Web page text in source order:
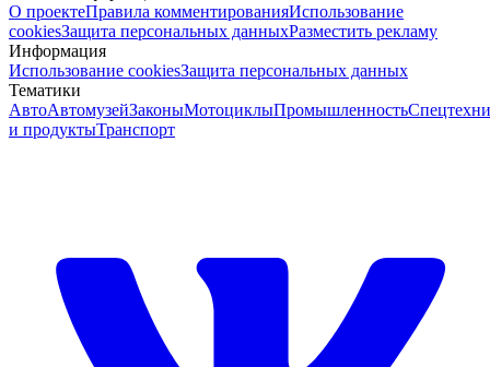
О проектеПравила комментированияИспользование
cookiesЗащита персональных данныхРазместить рекламу
Информация
Использование cookiesЗащита персональных данных
Тематики
АвтоАвтомузейЗаконыМотоциклыПромышленность
и продуктыТранспорт